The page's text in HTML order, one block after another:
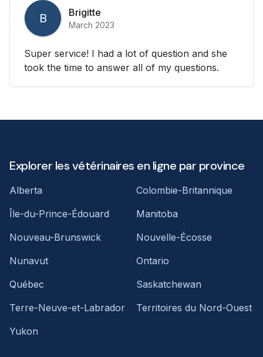
B Brigitte
March 2023
Super service! I had a lot of question and she
took the time to answer all of my questions.
Explorer les vétérinaires en ligne par province
Alberta
Colombie-Britannique
Île-du-Prince-Édouard
Manitoba
Nouveau-Brunswick
Nouvelle-Écosse
Nunavut
Ontario
Québec
Saskatchewan
Terre-Neuve-et-Labrador
Territoires du Nord-Ouest
Yukon